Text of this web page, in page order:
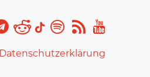
Datenschutzerklärung